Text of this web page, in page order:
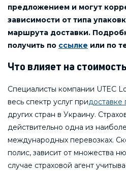
предложением и могут
зависимости от типа
маршрута доставки.
получить по ссылке или по
Что влияет на
Специалисты компании UTEC
весь спектр услуг придоставке
других стран в Украину.
действительно одна из
международных перевозках.
полис, зависит от множества
случае страховой агент